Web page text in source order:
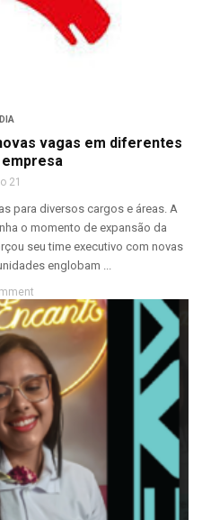
vagas em diferentes
21
para diversos cargos e áreas. A
o momento de expansão da
seu time executivo com novas
englobam ...